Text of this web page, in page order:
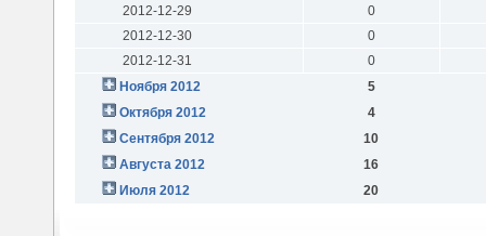
2012-12-29
0
2012-12-30
0
2012-12-31
0
Ноября 2012
5
Октября 2012
4
Сентября 2012
10
Августа 2012
16
Июля 2012
20